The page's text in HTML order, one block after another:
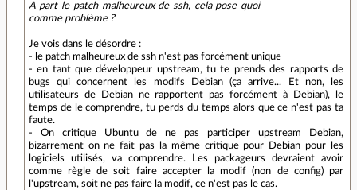
A part le patch malheureux de ssh, cela pose quoi
comme problème ?
Je vois dans le désordre :
- le patch malheureux de ssh n'est pas forcément unique
- en tant que développeur upstream, tu te prends des rapports de
bugs qui concernent les modifs Debian (ça arrive... Et non, les
utilisateurs de Debian ne rapportent pas forcément à Debian), le
temps de le comprendre, tu perds du temps alors que ce n'est pas ta
faute.
- On critique Ubuntu de ne pas participer upstream Debian,
bizarrement on ne fait pas la même critique pour Debian pour les
logiciels utilisés, va comprendre. Les packageurs devraient avoir
comme règle de soit faire accepter la modif (non de config) par
l'upstream, soit ne pas faire la modif, ce n'est pas le cas.